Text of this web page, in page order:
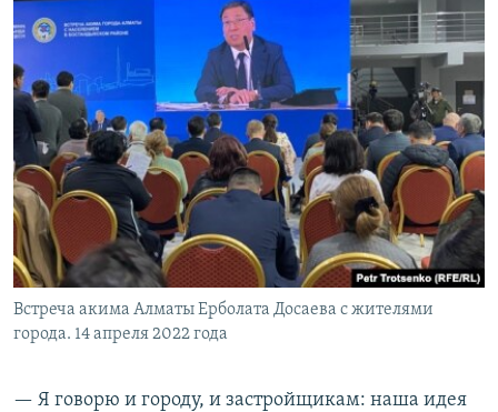
Встреча акима Алматы Ерболата Досаева с жителями
города. 14 апреля 2022 года
— Я говорю и городу, и застройщикам: наша идея